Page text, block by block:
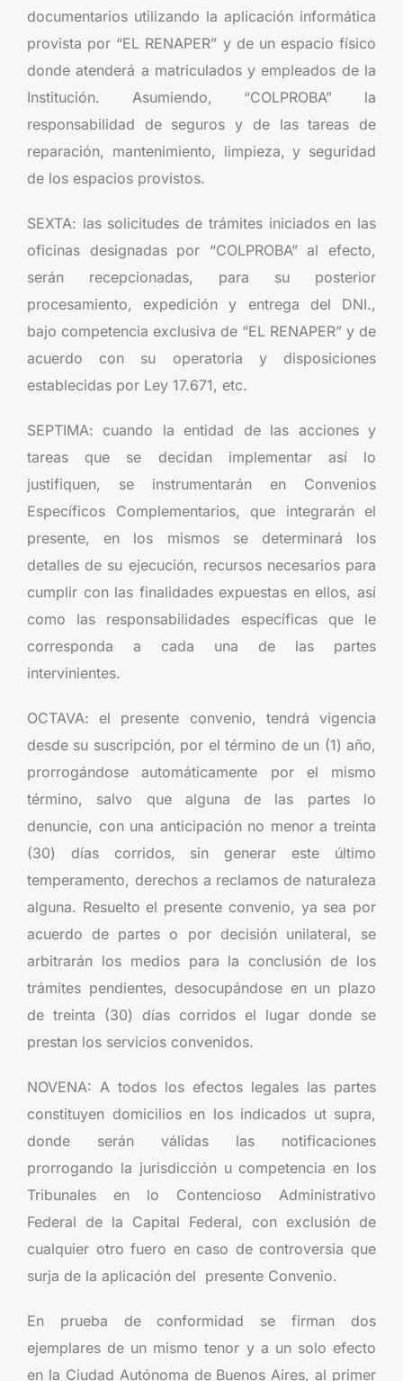
documentarios utilizando la aplicación informática
provista por “EL RENAPER” y de un espacio físico
donde atenderá a matriculados y empleados de la
Institución. Asumiendo, “COLPROBA” la
responsabilidad de seguros y de las tareas de
reparación, mantenimiento, limpieza, y seguridad
de los espacios provistos.
SEXTA: las solicitudes de trámites iniciados en las
oficinas designadas por “COLPROBA” al efecto,
serán recepcionadas, para su posterior
procesamiento, expedición y entrega del DNI.,
bajo competencia exclusiva de “EL RENAPER” y de
acuerdo con su operatoria y disposiciones
establecidas por Ley 17.671, etc.
SEPTIMA: cuando la entidad de las acciones y
tareas que se decidan implementar así lo
justifiquen, se instrumentarán en Convenios
Específicos Complementarios, que integrarán el
presente, en los mismos se determinará los
detalles de su ejecución, recursos necesarios para
cumplir con las finalidades expuestas en ellos, así
como las responsabilidades específicas que le
corresponda a cada una de las partes
intervinientes.
OCTAVA: el presente convenio, tendrá vigencia
desde su suscripción, por el término de un (1) año,
prorrogándose automáticamente por el mismo
término, salvo que alguna de las partes lo
denuncie, con una anticipación no menor a treinta
(30) días corridos, sin generar este último
temperamento, derechos a reclamos de naturaleza
alguna. Resuelto el presente convenio, ya sea por
acuerdo de partes o por decisión unilateral, se
arbitrarán los medios para la conclusión de los
trámites pendientes, desocupándose en un plazo
de treinta (30) días corridos el lugar donde se
prestan los servicios convenidos.
NOVENA: A todos los efectos legales las partes
constituyen domicilios en los indicados ut supra,
donde serán válidas las notificaciones
prorrogando la jurisdicción u competencia en los
Tribunales en lo Contencioso Administrativo
Federal de la Capital Federal, con exclusión de
cualquier otro fuero en caso de controversia que
surja de la aplicación del presente Convenio.
En prueba de conformidad se firman dos
ejemplares de un mismo tenor y a un solo efecto
en la Ciudad Autónoma de Buenos Aires, al primer